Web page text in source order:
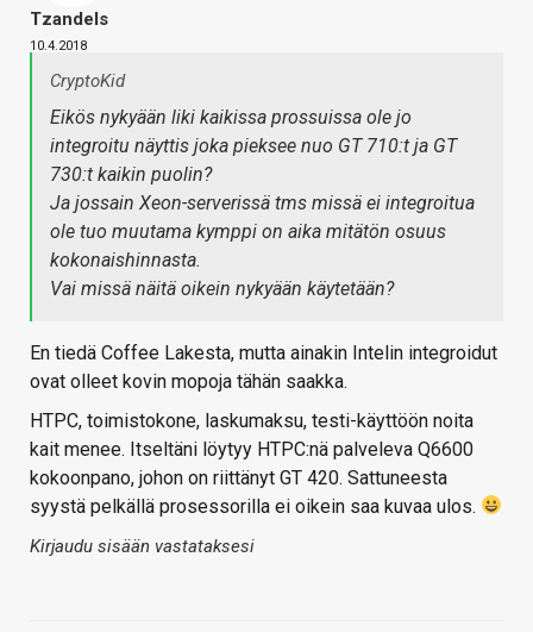
Tzandels
10.4.2018
CryptoKid
Eikös nykyään liki kaikissa prossuissa ole jo
integroitu näyttis joka pieksee nuo GT 710:t ja GT
730:t kaikin puolin?
Ja jossain Xeon-serverissä tms missä ei integroitua
ole tuo muutama kymppi on aika mitätön osuus
kokonaishinnasta.
Vai missä näitä oikein nykyään käytetään?
En tiedä Coffee Lakesta, mutta ainakin Intelin integroidut
ovat olleet kovin mopoja tähän saakka.
HTPC, toimistokone, laskumaksu, testi-käyttöön noita
kait menee. Itseltäni löytyy HTPC:nä palveleva Q6600
kokoonpano, johon on riittänyt GT 420. Sattuneesta
syystä pelkällä prosessorilla ei oikein saa kuvaa ulos.
Kirjaudu sisään vastataksesi